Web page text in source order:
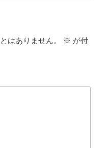
はありません。 ※ が付